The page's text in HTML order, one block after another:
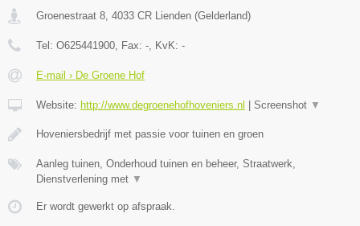
Groenestraat 8, 4033 CR Lienden (Gelderland)
Tel: O625441900, Fax: -, KvK: -
E-mail › De Groene Hof
Website: http://www.degroenehofhoveniers.nl Screenshot ▼
Hoveniersbedrijf met passie voor tuinen en groen
Aanleg tuinen, Onderhoud tuinen en beheer, Straatwerk,
Dienstverlening met ▼
Er wordt gewerkt op afspraak.